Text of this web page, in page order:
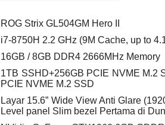
ROG Strix GL504GM Hero II
i7-8750H 2.2 GHz (9M Cache, up to
16GB / 8GB DDR4 2666MHz Memory
1TB SSHD+256GB PCIE NVME M.2
PCIE NVME M.2 SSD
Layar 15.6” Wide View Anti Glare
Level panel Slim bezel Pertama di